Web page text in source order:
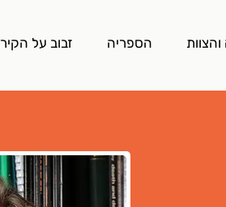
הספריה זבוב על הקיר